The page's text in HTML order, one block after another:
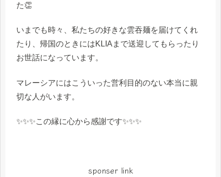
た👏
いまでも時々、私たちの好きな雲吞麺を届けてくれ
たり、帰国のときにはKLIAまで送迎してもらったり
お世話になっています。
マレーシアにはこういった営利目的のない本当に親
切な人がいます。
✨✨✨この縁に心から感謝です✨✨✨
sponser link